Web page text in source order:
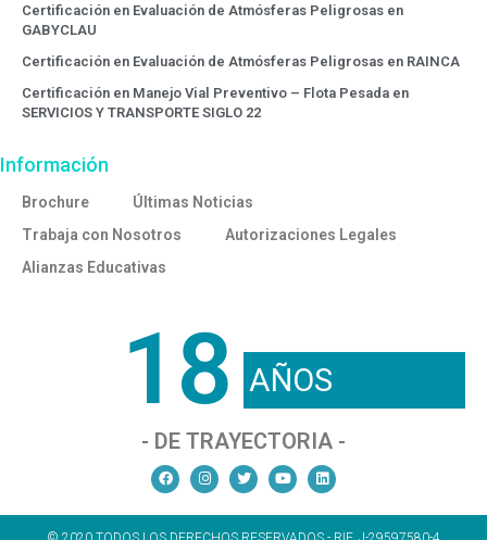
Certificación en Evaluación de Atmósferas Peligrosas en
GABYCLAU
Certificación en Evaluación de Atmósferas Peligrosas en RAINCA
Certificación en Manejo Vial Preventivo – Flota Pesada en
SERVICIOS Y TRANSPORTE SIGLO 22
Información
Brochure
Últimas Noticias
Trabaja con Nosotros
Autorizaciones Legales
Alianzas Educativas
18 AÑOS
- DE TRAYECTORIA -